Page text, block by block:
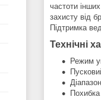
частоти
захисту від
Підтримка
Технічні
Режим